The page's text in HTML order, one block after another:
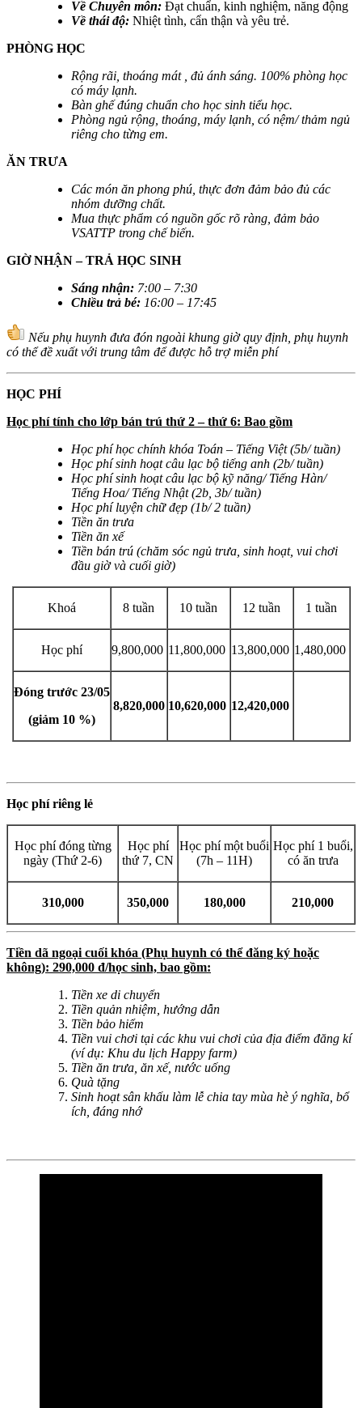
Về Chuyên môn: Đạt chuẩn, kinh nghiệm, năng động
Về thái độ: Nhiệt tình, cẩn thận và yêu trẻ.
PHÒNG HỌC
Rộng rãi, thoáng mát , đủ ánh sáng. 100% phòng học
có máy lạnh.
Bàn ghế đúng chuẩn cho học sinh tiểu học.
Phòng ngủ rộng, thoáng, máy lạnh, có nệm/ thảm ngủ
riêng cho từng em.
ĂN TRƯA
Các món ăn phong phú, thực đơn đảm bảo đủ các
nhóm dưỡng chất.
Mua thực phẩm có nguồn gốc rõ ràng, đảm bảo
VSATTP trong chế biến.
GIỜ NHẬN – TRẢ HỌC SINH
Sáng nhận: 7:00 – 7:30
Chiều trả bé: 16:00 – 17:45
Nếu phụ huynh đưa đón ngoài khung giờ quy định, phụ huynh
có thể đề xuất với trung tâm để được hỗ trợ miễn phí
HỌC PHÍ
Học phí tính cho lớp bán trú thứ 2 – thứ 6: Bao gồm
Học phí học chính khóa Toán – Tiếng Việt (5b/ tuần)
Học phí sinh hoạt câu lạc bộ tiếng anh (2b/ tuần)
Học phí sinh hoạt câu lạc bộ kỹ năng/ Tiếng Hàn/
Tiếng Hoa/ Tiếng Nhật (2b, 3b/ tuần)
Học phí luyện chữ đẹp (1b/ 2 tuần)
Tiền ăn trưa
Tiền ăn xế
Tiền bán trú (chăm sóc ngủ trưa, sinh hoạt, vui chơi
đầu giờ và cuối giờ)
Khoá 8 tuần 10 tuần 12 tuần 1 tuần
Học phí 9,800,000 11,800,000 13,800,000 1,480,000
Đóng trước 23/05
(giảm 10 %)
8,820,000 10,620,000 12,420,000
Học phí riêng lẻ
Học phí đóng từng
ngày (Thứ 2-6)
Học phí
thứ 7, CN
Học phí một buổi
(7h – 11H)
Học phí 1 buổi,
có ăn trưa
310,000 350,000 180,000 210,000
Tiền dã ngoại cuối khóa (Phụ huynh có thể đăng ký hoặc
không): 290,000 đ/học sinh, bao gồm:
Tiền xe di chuyển
Tiền quản nhiệm, hướng dẫn
Tiền bảo hiểm
Tiền vui chơi tại các khu vui chơi của địa điểm đăng kí
(ví dụ: Khu du lịch Happy farm)
Tiền ăn trưa, ăn xế, nước uống
Quà tặng
Sinh hoạt sân khấu làm lễ chia tay mùa hè ý nghĩa, bổ
ích, đáng nhớ